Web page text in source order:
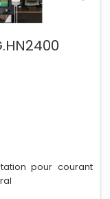
pour courant